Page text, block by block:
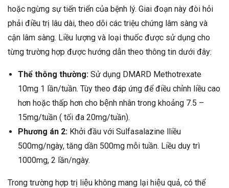
hoặc ngừng sự tiến triển của bệnh lý. Giai đoạn này đòi hỏi
phải điều trị lâu dài, theo dõi các triệu chứng lâm sàng và
cận lâm sàng. Liều lượng và loại thuốc được sử dụng cho
từng trường hợp được hướng dẫn theo thông tin dưới đây:
Thể thông thường: Sử dụng DMARD Methotrexate
10mg 1 lần/tuần. Tùy theo đáp ứng để điều chỉnh liều cao
hơn hoặc thấp hơn cho bệnh nhân trong khoảng 7.5 –
15mg/tuần ( tối đa 20mg/tuần).
Phương án 2: Khởi đầu với Sulfasalazine lliều
500mg/ngày, tăng dần 500mg mỗi tuần. Liều duy trì
1000mg, 2 lần/ngày.
Trong trường hợp trị liệu không mang lại hiệu quả, có thể